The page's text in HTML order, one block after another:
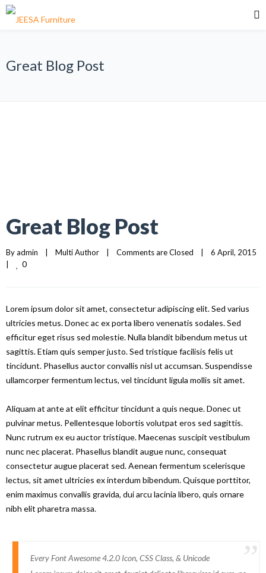
Great Blog Post
Great Blog Post
By admin Multi Author Comments are Closed
0
Lorem ipsum dolor sit amet, consectetur adipiscing elit. Sed varius
ultricies metus. Donec ac ex porta libero venenatis sodales. Sed
efficitur eget risus sed molestie. Nulla blandit bibendum metus ut
sagittis. Etiam quis semper justo. Sed tristique facilisis felis ut
tincidunt. Phasellus auctor convallis nisl ut accumsan. Suspendisse
ullamcorper fermentum lectus, vel tincidunt ligula mollis sit amet.
Aliquam at ante at elit efficitur tincidunt a quis neque. Donec ut
pulvinar metus. Pellentesque lobortis volutpat eros sed sagittis.
Nunc rutrum ex eu auctor tristique. Maecenas suscipit vestibulum
nunc nec placerat. Phasellus blandit augue nunc, consequat
consectetur augue placerat sed. Aenean fermentum scelerisque
lectus, sit amet ultricies ex interdum bibendum. Quisque porttitor,
enim maximus convallis gravida, dui arcu lacinia libero, quis ornare
nibh elit pharetra massa.
Every Font Awesome 4.2.0 Icon, CSS Class, & Unicode